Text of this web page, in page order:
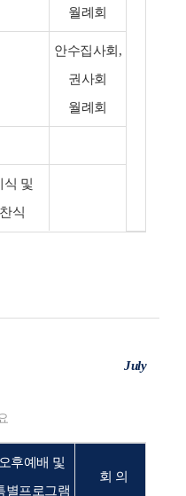
월례회
안수집사회,
권사회
월례회
식 및
식
July
오후예배 및
별프로그램
회 의